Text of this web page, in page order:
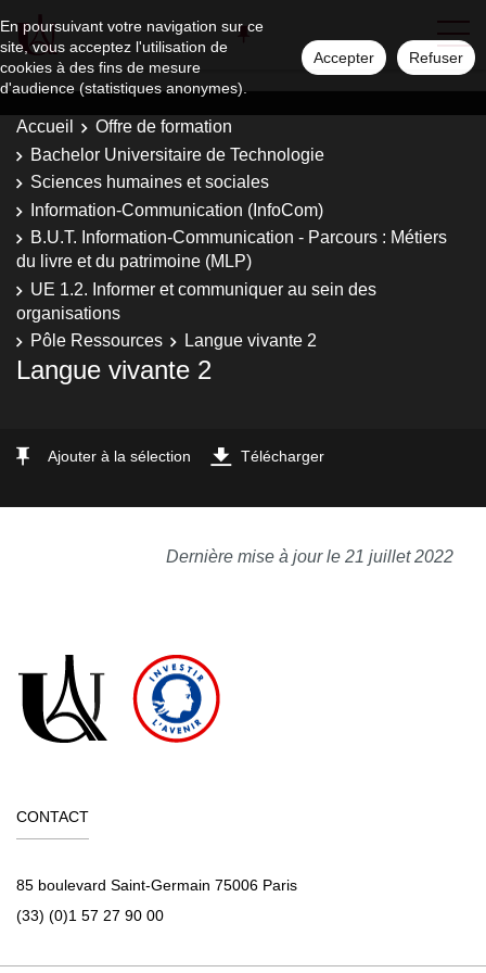
En poursuivant votre navigation sur ce
site, vous acceptez l'utilisation de
cookies à des fins de mesure
d'audience (statistiques anonymes).
Accepter Refuser
Accueil
Offre de formation
Bachelor Universitaire de Technologie
Sciences humaines et sociales
Information-Communication (InfoCom)
B.U.T. Information-Communication - Parcours : Métiers
du livre et du patrimoine (MLP)
UE 1.2. Informer et communiquer au sein des
organisations
Pôle Ressources
Langue vivante 2
Langue vivante 2
Ajouter à la sélection Télécharger
Dernière mise à jour le 21 juillet 2022
CONTACT
85 boulevard Saint-Germain 75006 Paris
(33) (0)1 57 27 90 00